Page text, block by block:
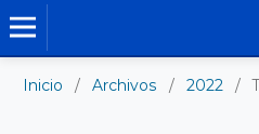
Inicio / Archivos / 2022 /